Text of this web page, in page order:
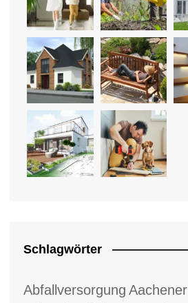
Schlagwörter
Abfallversorgung Aachener